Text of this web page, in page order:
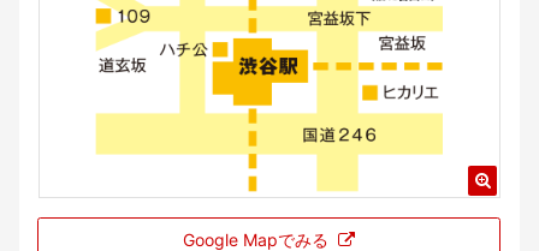
Google Mapでみる